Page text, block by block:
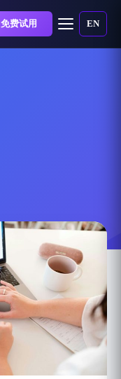
免费试用 EN